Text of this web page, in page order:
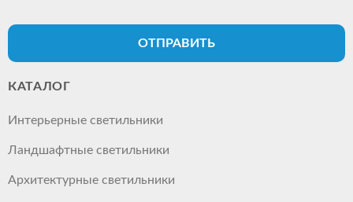
ОТПРАВИТЬ
КАТАЛОГ
Интерьерные светильники
Ландшафтные светильники
Архитектурные светильники